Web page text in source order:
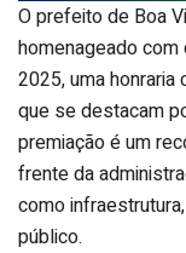
O prefeito de Boa
homenageado com
2025, uma
que se destacam
premiação é um
frente da
como
público.